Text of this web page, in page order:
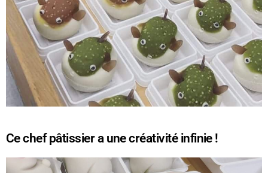
Ce chef pâtissier a une créativité infinie !